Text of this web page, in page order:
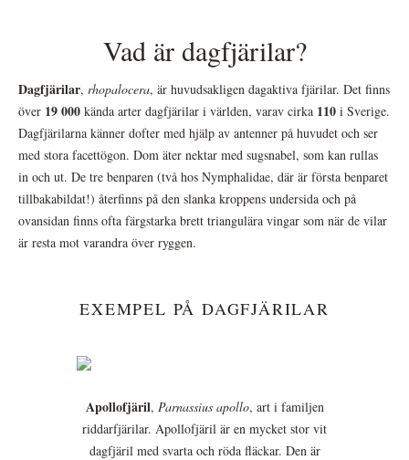
Vad är dagfjärilar?
Dagfjärilar, rhopalocera, är huvudsakligen dagaktiva fjärilar. Det finns
över 19 000 kända arter dagfjärilar i världen, varav cirka 110 i Sverige.
Dagfjärilarna känner dofter med hjälp av antenner på huvudet och ser
med stora facettögon. Dom äter nektar med sugsnabel, som kan rullas
in och ut. De tre benparen (två hos Nymphalidae, där är första benparet
tillbakabildat!) återfinns på den slanka kroppens undersida och på
ovansidan finns ofta färgstarka brett triangulära vingar som när de vilar
är resta mot varandra över ryggen.
EXEMPEL PÅ DAGFJÄRILAR
Apollofjäril, Parnassius apollo, art i familjen
riddarfjärilar. Apollofjäril är en mycket stor vit
dagfjäril med svarta och röda fläckar. Den är